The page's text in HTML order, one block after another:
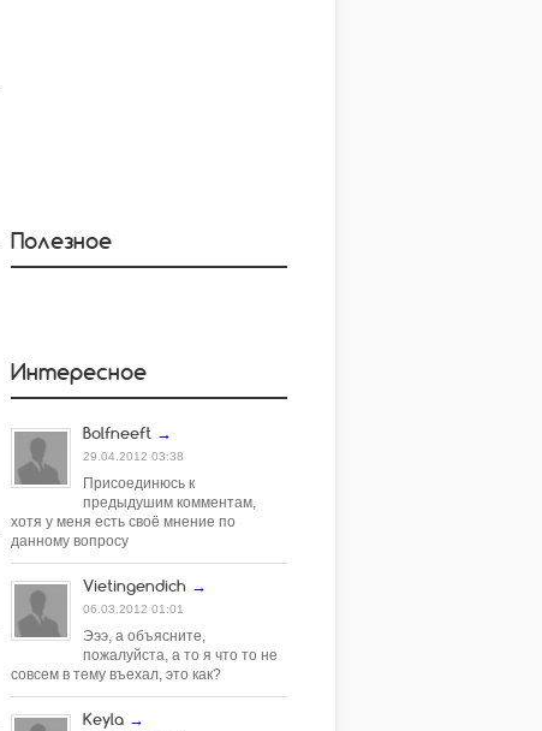
Полезное
Интересное
Bolfneeft →
29.04.2012 03:38
Присоединюсь к
предыдушим комментам,
хотя у меня есть своё мнение по
данному вопросу
Vietingendich →
06.03.2012 01:01
Эээ, а объясните,
пожалуйста, а то я что то не
совсем в тему въехал, это как?
Keyla →